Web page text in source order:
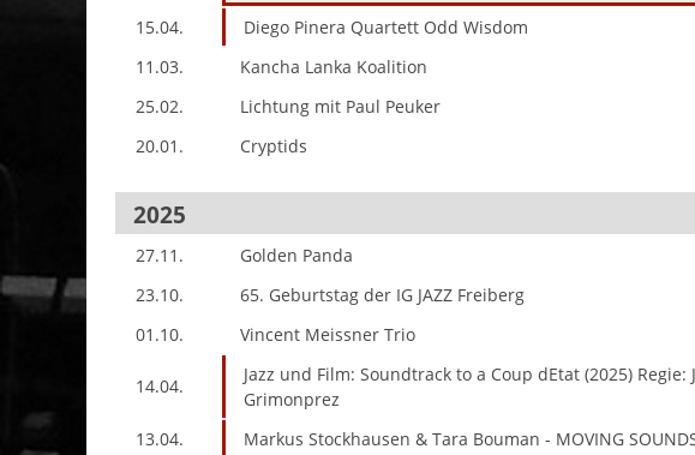
15.04.
Diego Pinera Quartett Odd Wisdom
11.03.
Kancha Lanka Koalition
25.02.
Lichtung mit Paul Peuker
20.01.
Cryptids
2025
27.11.
Golden Panda
23.10.
65. Geburtstag der IG JAZZ Freiberg
01.10.
Vincent Meissner Trio
14.04.
Jazz und Film: Soundtrack to a Coup dEtat (2025) Regie:
Grimonprez
13.04.
Markus Stockhausen & Tara Bouman - MOVING